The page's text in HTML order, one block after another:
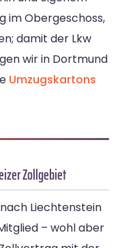
im Obergeschoss,
damit der Lkw
wir in Dortmund
Umzugskartons
Zollgebiet
Liechtenstein
– wohl aber